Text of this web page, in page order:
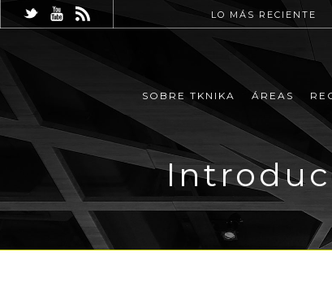
LO MÁS RECIENTE
SOBRE TKNIKA ÁREAS